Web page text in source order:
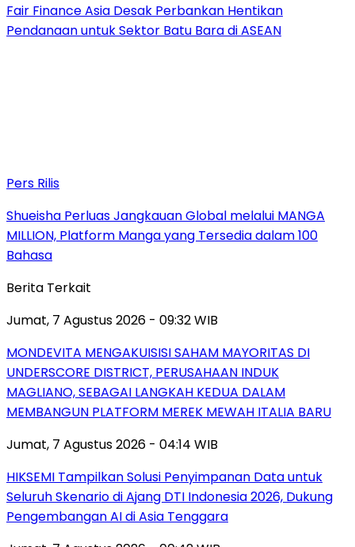
Fair Finance Asia Desak Perbankan Hentikan
Pendanaan untuk Sektor Batu Bara di ASEAN
Pers Rilis
Shueisha Perluas Jangkauan Global melalui MANGA
MILLION, Platform Manga yang Tersedia dalam 100
Bahasa
Berita Terkait
Jumat, 7 Agustus 2026 - 09:32 WIB
MONDEVITA MENGAKUISISI SAHAM MAYORITAS DI
UNDERSCORE DISTRICT, PERUSAHAAN INDUK
MAGLIANO, SEBAGAI LANGKAH KEDUA DALAM
MEMBANGUN PLATFORM MEREK MEWAH ITALIA BARU
Jumat, 7 Agustus 2026 - 04:14 WIB
HIKSEMI Tampilkan Solusi Penyimpanan Data untuk
Seluruh Skenario di Ajang DTI Indonesia 2026, Dukung
Pengembangan AI di Asia Tenggara